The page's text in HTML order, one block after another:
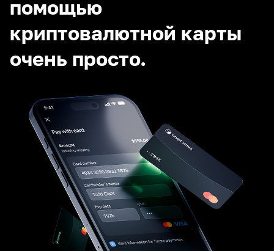
помощью
криптовалютной карты
очень просто.